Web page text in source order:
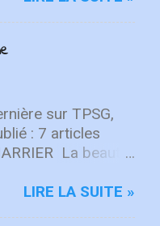
de se détendre
Lui. "Puisque
aux choses
est assis à la
l'esprit sur les
- Colossiens
sur TPSG,
: 7 articles
La beauté
réalité
LIRE LA SUITE »